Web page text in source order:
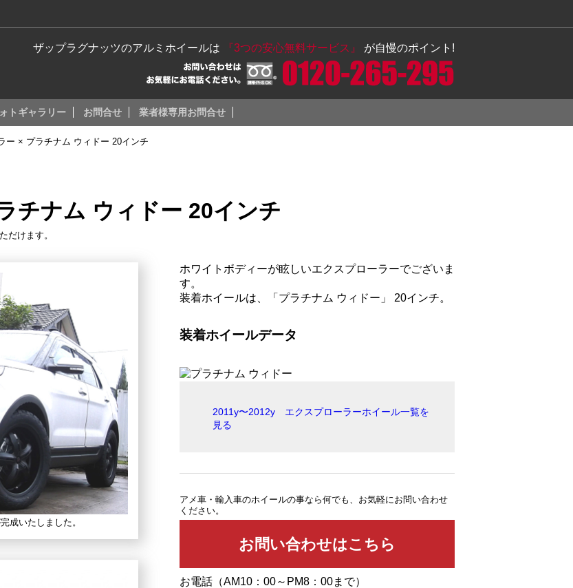
ザップラグナッツのアルミホイールは 『3つの安心無料サービス』 が自慢のポイント!
トギャラリー お問合せ 業者様専用お問合せ
ー × プラチナム ウィドー 20インチ
チナム ウィドー 20インチ
だけます。
成いたしました。
ホワイトボディーが眩しいエクスプローラーでございま
す。
装着ホイールは、「プラチナム ウィドー」 20インチ。
装着ホイールデータ
2011y〜2012y エクスプローラーホイール一覧を
見る
アメ車・輸入車のホイールの事なら何でも、お気軽にお問い合わせ
ください。
お電話（AM10：00～PM8：00まで）